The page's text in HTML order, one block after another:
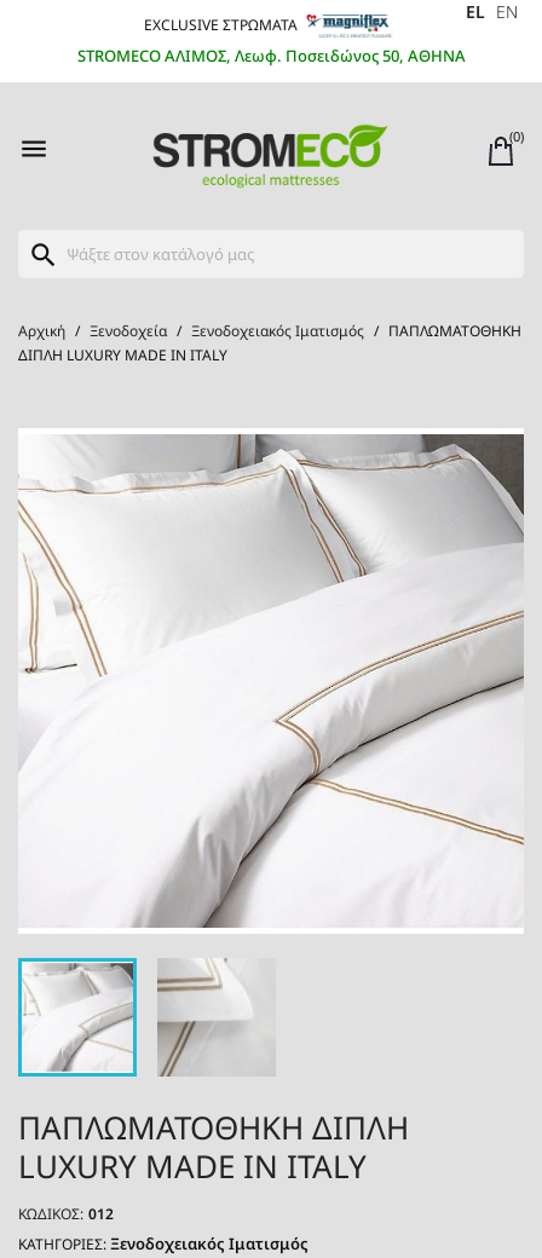
EXCLUSIVE ΣΤΡΩΜΑΤΑ
STROMECO ΑΛΙΜΟΣ, Λεωφ. Ποσειδώνος 50, ΑΘΗΝΑ
EL EN
 (0)
search
Αρχική Ξενοδοχεία Ξενοδοχειακός Ιματισμός
ΠΑΠΛΩΜΑΤΟΘΗΚΗ
ΔΙΠΛΗ LUXURY MADE IN ITALY
ΠΑΠΛΩΜΑΤΟΘΗΚΗ ΔΙΠΛΗ
LUXURY MADE IN ITALY
ΚΩΔΙΚΌΣ: 012
ΚΑΤΗΓΟΡΙΕΣ:Ξενοδοχειακός Ιματισμός